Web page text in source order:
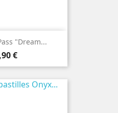
"Dream...
€